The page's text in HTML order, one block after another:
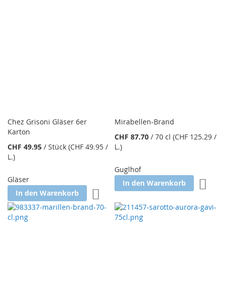
Chez Grisoni Gläser 6er
Karton
CHF 49.95 / Stück (CHF 49.95 /
L.)
Gläser
In den Warenkorb
Zur Wunschliste hinzufügen
Mirabellen-Brand
CHF 87.70 /70 cl (CHF 125.29 /
L.)
Guglhof
In den Warenkorb